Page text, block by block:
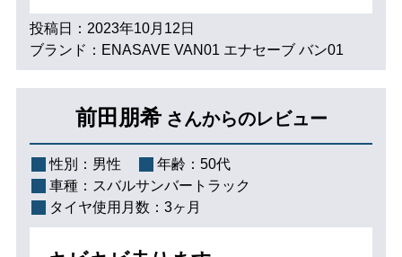
投稿日：2023年10月12日
ブランド：ENASAVE VAN01 エナセーブ バン01
前田朋希 さんからのレビュー
性別： 男性 年齢： 50代
車種： スバルサンバートラック
タイヤ使用月数： 3ヶ月